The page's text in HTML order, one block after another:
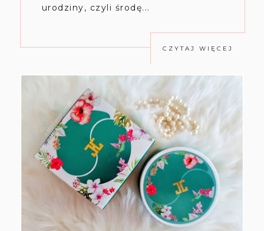
urodziny, czyli środę...
CZYTAJ WIĘCEJ